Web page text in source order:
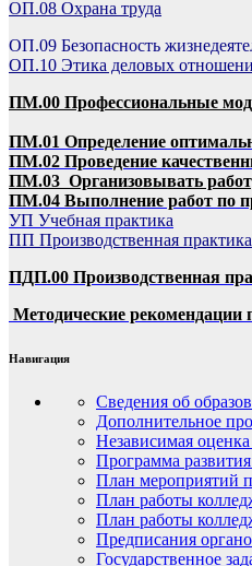
ОП.08 Охрана труда
ОП.09 Безопасность
ОП.10 Этика деловых
ПМ.00 Профессиональные
ПМ.01 Определение
ПМ.02 Проведение
ПМ.03 Организовывать
ПМ.04 Выполнение работ по
УП Учебная практика
ПП Производственная практика
ПДП.00 Производственная
Методические
Навигация
Сведения об
Дополнительное
Независимая оценка
Программа
План мероприятий
План работы
План работы
Предписания
Государственное